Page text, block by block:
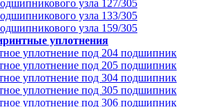
узла 127/305
узла 133/305
узла 159/305
уплотнения
уплотнение под 204 подшипник
уплотнение под 205 подшипник
уплотнение под 304 подшипник
уплотнение под 305 подшипник
уплотнение под 306 подшипник